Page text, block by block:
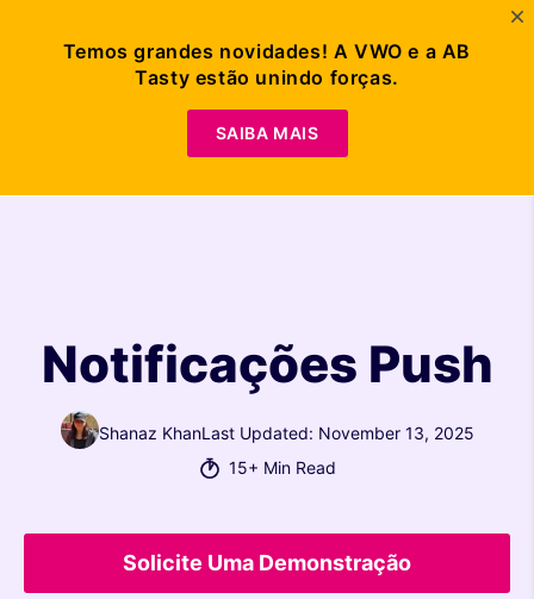
Solicitar
Demonstração
Notificações Push
Shanaz KhanLast Updated: November 13, 2025
15+ Min Read
Solicite Uma Demonstração
Temos grandes novidades! A VWO e a AB
Tasty estão unindo forças.
SAIBA MAIS